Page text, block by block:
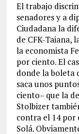
El trabajo
senadores y a
Ciudadana la
de CFK-Taiana,
la economista
por ciento. El
donde la boleta
saca unos
ciento– que la
Stolbizer
contra el 14 por
Solá.